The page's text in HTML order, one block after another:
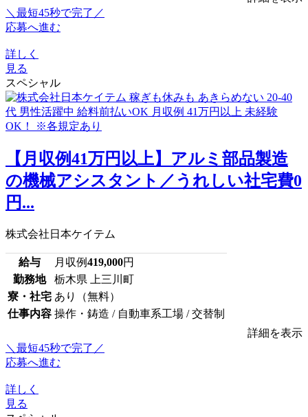
＼最短45秒で完了／
応募へ進む
詳しく
見る
スペシャル
【月収例41万円以上】アルミ部品製造
の機械アシスタント／うれしい社宅費0
円...
株式会社日本ケイテム
給与 月収例419,000円
勤務地
栃木県 上三川町
寮・社宅 あり（無料）
仕事内容 操作・鋳造 / 自動車系工場 / 交替制
詳細を表示
＼最短45秒で完了／
応募へ進む
詳しく
見る